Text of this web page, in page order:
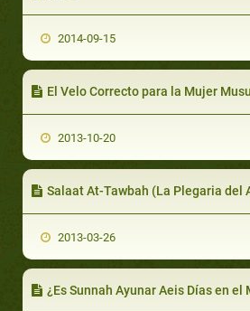
2014-09-15
El Velo Correcto para la Mujer
2013-10-20
Salaat At-Tawbah (La Plegaria del
2013-03-26
¿Es Sunnah Ayunar Aeis Días en el